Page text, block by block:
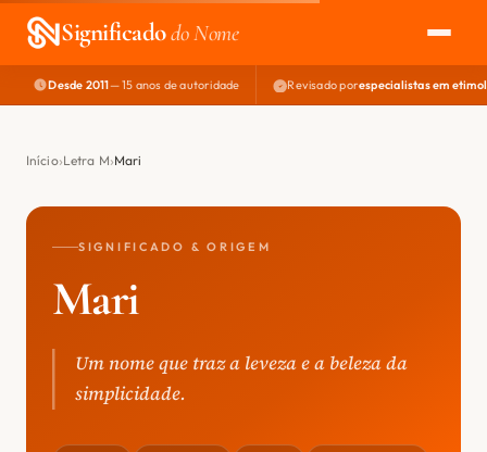
Significadodo Nome
EXPLORAR
NOME PERFEITO
Desde 2011— 15 anos de autoridade Revisado porespecialistas em
Início Letra M Mari
SIGNIFICADO & ORIGEM
Mari
Um nome que traz a leveza e a beleza da
simplicidade.